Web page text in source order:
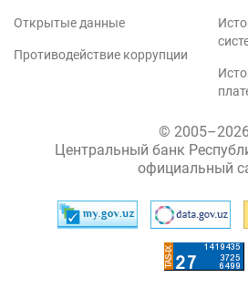
Открытые данные
Противодействие коррупции
© 2005–2026
Центральный банк
официальный